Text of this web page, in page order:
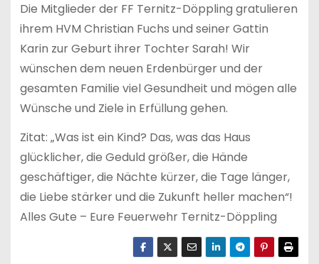
Die Mitglieder der FF Ternitz-Döppling gratulieren
ihrem HVM Christian Fuchs und seiner Gattin
Karin zur Geburt ihrer Tochter Sarah! Wir
wünschen dem neuen Erdenbürger und der
gesamten Familie viel Gesundheit und mögen alle
Wünsche und Ziele in Erfüllung gehen.
Zitat: „Was ist ein Kind? Das, was das Haus
glücklicher, die Geduld größer, die Hände
geschäftiger, die Nächte kürzer, die Tage länger,
die Liebe stärker und die Zukunft heller machen“!
Alles Gute – Eure Feuerwehr Ternitz-Döppling